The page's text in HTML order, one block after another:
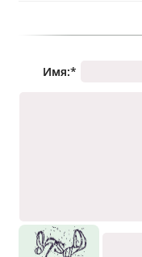
Имя:*